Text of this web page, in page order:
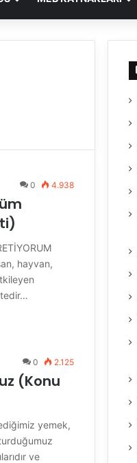
0 4.938
hayvan,
0 2.125
(Konu
yemek,
ve